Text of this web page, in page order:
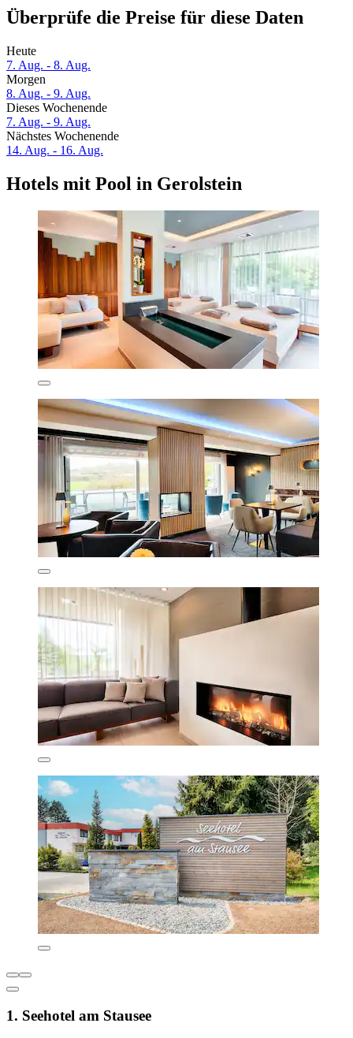
Überprüfe die Preise für diese Daten
Heute
7. Aug. - 8. Aug.
Morgen
8. Aug. - 9. Aug.
Dieses Wochenende
7. Aug. - 9. Aug.
Nächstes Wochenende
14. Aug. - 16. Aug.
Hotels mit Pool in Gerolstein
1. Seehotel am Stausee